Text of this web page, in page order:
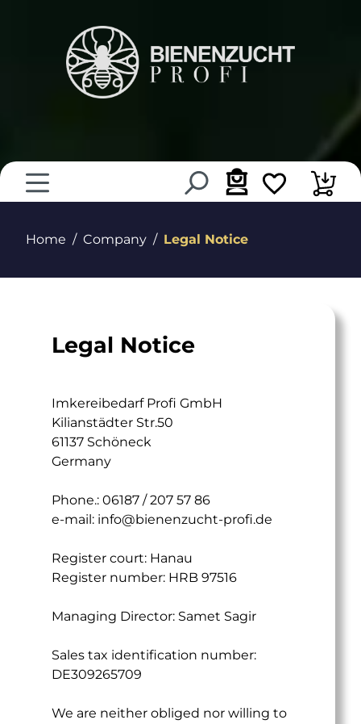
Home Company Legal Notice
Legal Notice
Imkereibedarf Profi GmbH
Kilianstädter Str.50
61137 Schöneck
Germany
Phone.: 06187 / 207 57 86
e-mail: info@bienenzucht-profi.de
Register court: Hanau
Register number: HRB 97516
Managing Director: Samet Sagir
Sales tax identification number:
DE309265709
We are neither obliged nor willing to